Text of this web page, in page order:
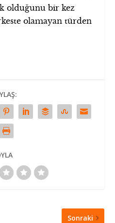
olduğunu bir kez
olamayan türden
Sonraki